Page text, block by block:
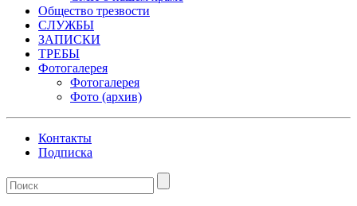
Общество трезвости
СЛУЖБЫ
ЗАПИСКИ
ТРЕБЫ
Фотогалерея
Фотогалерея
Фото (архив)
Контакты
Подписка